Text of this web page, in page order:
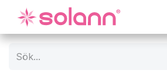
Hoppa till innehåll